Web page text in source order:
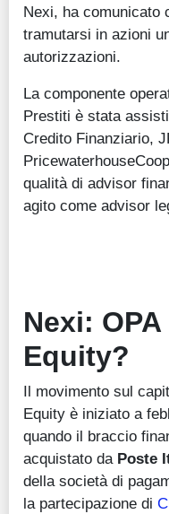
Nexi, ha comunicato
tramutarsi in azioni
autorizzazioni.
La componente
Prestiti è stata
Credito Finanziario,
qualità di advisor
agito come advisor
Nexi:
Equity?
Il movimento sul
Equity è iniziato a
quando il braccio
acquistato da Poste
della società di
la partecipazione di